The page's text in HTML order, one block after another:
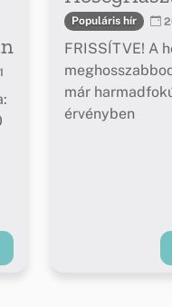
Populáris hír
FRISSÍTVE! A
már
érvényben